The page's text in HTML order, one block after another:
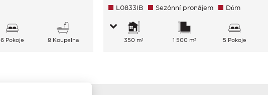
6 Pokoje 8 Koupelna
L0833IB Sezónní pronájem Dům
350 m² 1 500 m² 5 Pokoje